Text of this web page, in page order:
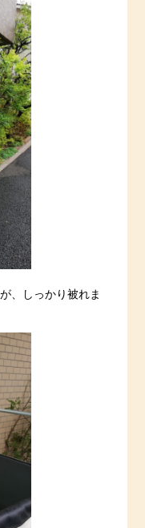
、しっかり被れま